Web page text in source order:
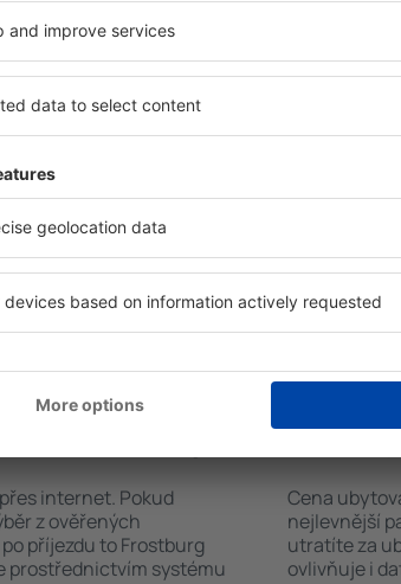
našeho
a termín příjezdu a
rychle najde
Výběr ubytování
podle typu zařízení, počtu
vzdálenosti od
Díky těmto
in Frostburg v
pouze ubytovací
Jaké
Vybavení
hvězdiček.
koutem,
sadou
bezplatné
zvolit hotel s
rezervovat
in Frostburg?
internet. Pokud
z ověřených
příjezdu to Frostburg
prostřednictvím systému
Kolik
Cena
nejlevnější
utratíte za
ovlivňuje i